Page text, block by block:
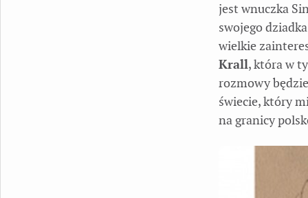
jest wnuczka
swojego
wielkie
Krall, która w
rozmowy
świecie, który
na granicy